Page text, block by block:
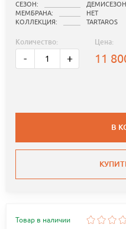
СЕЗОН:
МЕМБРАНА:
НЕТ
КОЛЛЕКЦИЯ:
TARTAROS
Количество:
- +
Цена:
11
В
Товар в наличии